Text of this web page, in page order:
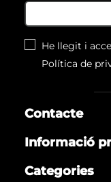
He llegit i
Política de
Contacte
Informació
Categories